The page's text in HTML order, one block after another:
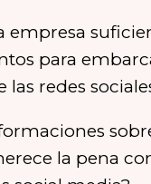
empresa
para
las redes
la pena